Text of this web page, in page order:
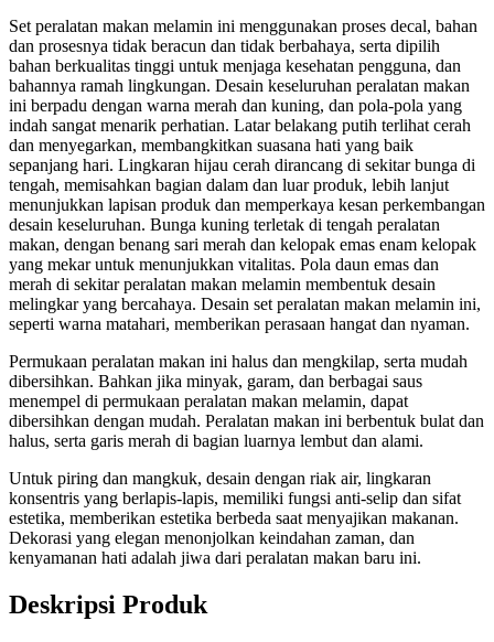
Set peralatan makan melamin ini menggunakan proses decal, bahan
dan prosesnya tidak beracun dan tidak berbahaya, serta dipilih
bahan berkualitas tinggi untuk menjaga kesehatan pengguna, dan
bahannya ramah lingkungan. Desain keseluruhan peralatan makan
ini berpadu dengan warna merah dan kuning, dan pola-pola yang
indah sangat menarik perhatian. Latar belakang putih terlihat cerah
dan menyegarkan, membangkitkan suasana hati yang baik
sepanjang hari. Lingkaran hijau cerah dirancang di sekitar bunga di
tengah, memisahkan bagian dalam dan luar produk, lebih lanjut
menunjukkan lapisan produk dan memperkaya kesan perkembangan
desain keseluruhan. Bunga kuning terletak di tengah peralatan
makan, dengan benang sari merah dan kelopak emas enam kelopak
yang mekar untuk menunjukkan vitalitas. Pola daun emas dan
merah di sekitar peralatan makan melamin membentuk desain
melingkar yang bercahaya. Desain set peralatan makan melamin ini,
seperti warna matahari, memberikan perasaan hangat dan nyaman.
Permukaan peralatan makan ini halus dan mengkilap, serta mudah
dibersihkan. Bahkan jika minyak, garam, dan berbagai saus
menempel di permukaan peralatan makan melamin, dapat
dibersihkan dengan mudah. ​​Peralatan makan ini berbentuk bulat dan
halus, serta garis merah di bagian luarnya lembut dan alami.
Untuk piring dan mangkuk, desain dengan riak air, lingkaran
konsentris yang berlapis-lapis, memiliki fungsi anti-selip dan sifat
estetika, memberikan estetika berbeda saat menyajikan makanan.
Dekorasi yang elegan menonjolkan keindahan zaman, dan
kenyamanan hati adalah jiwa dari peralatan makan baru ini.
Deskripsi Produk